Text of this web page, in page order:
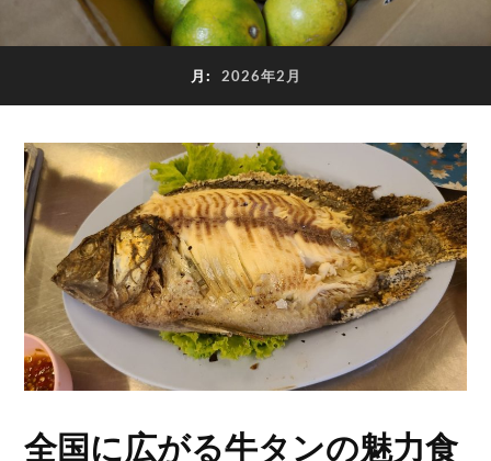
月: 2026年2月
全国に広がる牛タンの魅力食